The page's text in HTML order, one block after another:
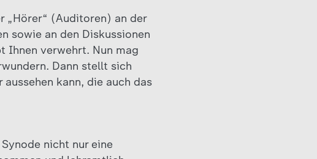
„Hörer“ (Auditoren) an der
sowie an den Diskussionen
Ihnen verwehrt. Nun mag
Dann stellt sich
kann, die auch das
nicht nur eine